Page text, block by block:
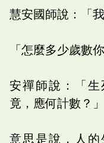
慧安國師說：「
「怎麼多少歲數
安禪師說：「
竟，應何計數？」
意思是說，人